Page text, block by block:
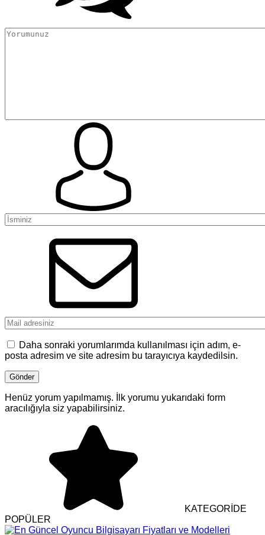
Daha sonraki yorumlarımda kullanılması için adım, e-
posta adresim ve site adresim bu tarayıcıya kaydedilsin.
Henüz yorum yapılmamış. İlk yorumu yukarıdaki form
aracılığıyla siz yapabilirsiniz.
KATEGORİDE
POPÜLER